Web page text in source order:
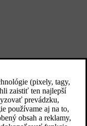
rohoží
a drevených častí